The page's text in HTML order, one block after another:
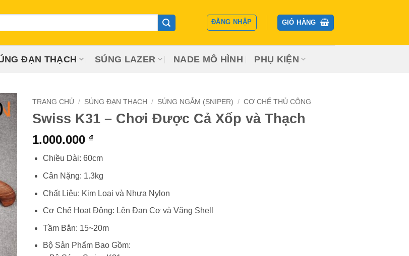
ĐĂNG NHẬP GIỎ HÀNG
ĐẠN THẠCH SÚNG LAZER NADE MÔ HÌNH PHỤ KIỆN
TRANG CHỦ / SÚNG ĐẠN THẠCH / SÚNG NGẮM (SNIPER) / CƠ CHẾ THỦ CÔNG
Swiss K31 – Chơi Được Cả Xốp và Thạch
1.000.000 ₫
Chiều Dài: 60cm
Cân Nặng: 1.3kg
Chất Liệu: Kim Loại và Nhựa Nylon
Cơ Chế Hoạt Động: Lên Đạn Cơ và Văng Shell
Tầm Bắn: 15~20m
Bộ Sản Phẩm Bao Gồm: